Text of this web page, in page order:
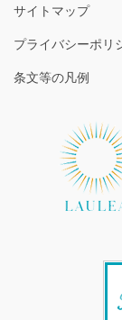
サイトマップ
プライバシーポリ
条文等の凡例